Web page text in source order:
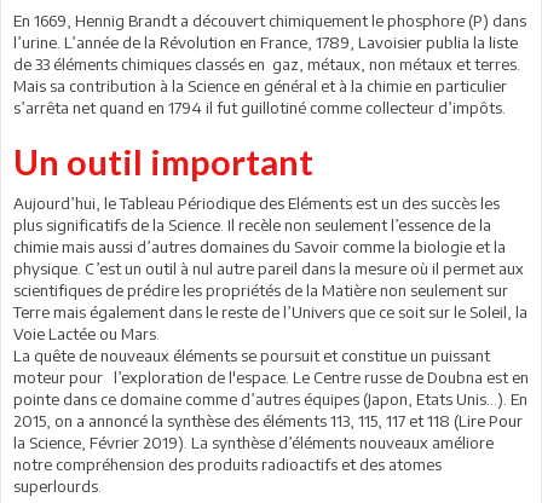
En 1669, Hennig Brandt a découvert chimiquement le phosphore (P) dans
l’urine. L’année de la Révolution en France, 1789, Lavoisier publia la liste
de 33 éléments chimiques classés en gaz, métaux, non métaux et terres.
Mais sa contribution à la Science en général et à la chimie en particulier
s’arrêta net quand en 1794 il fut guillotiné comme collecteur d’impôts.
Un outil important
Aujourd’hui, le Tableau Périodique des Eléments est un des succès les
plus significatifs de la Science. Il recèle non seulement l’essence de la
chimie mais aussi d’autres domaines du Savoir comme la biologie et la
physique. C’est un outil à nul autre pareil dans la mesure où il permet aux
scientifiques de prédire les propriétés de la Matière non seulement sur
Terre mais également dans le reste de l’Univers que ce soit sur le Soleil, la
Voie Lactée ou Mars.
La quête de nouveaux éléments se poursuit et constitue un puissant
moteur pour l’exploration de l'espace. Le Centre russe de Doubna est en
pointe dans ce domaine comme d’autres équipes (Japon, Etats Unis…). En
2015, on a annoncé la synthèse des éléments 113, 115, 117 et 118 (Lire Pour
la Science, Février 2019). La synthèse d’éléments nouveaux améliore
notre compréhension des produits radioactifs et des atomes
superlourds.